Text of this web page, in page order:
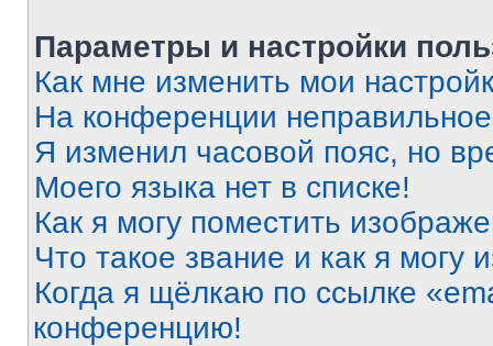
Параметры и настройки
Как мне изменить мои
На конференции
Я изменил часовой пояс, но
Моего языка нет в списке!
Как я могу поместить
Что такое звание и как я могу
Когда я щёлкаю по ссылке
конференцию!